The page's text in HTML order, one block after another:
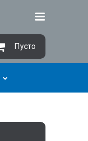
Пусто